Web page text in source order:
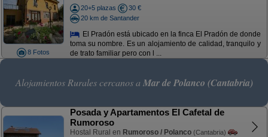
8 Fotos
20+5 plazas
30 €
20 km de Santander
El Pradón está ubicado en la finca El Pradón de donde
toma su nombre. Es un alojamiento de calidad, tranquilo y
de trato familiar pero con l ...
Alojamientos Rurales cercanos a Mar de Polanco (Cantabria)
Posada y Apartamentos El Cafetal de
Rumoroso
Hostal Rural en Rumoroso / Polanco (Cantabria)